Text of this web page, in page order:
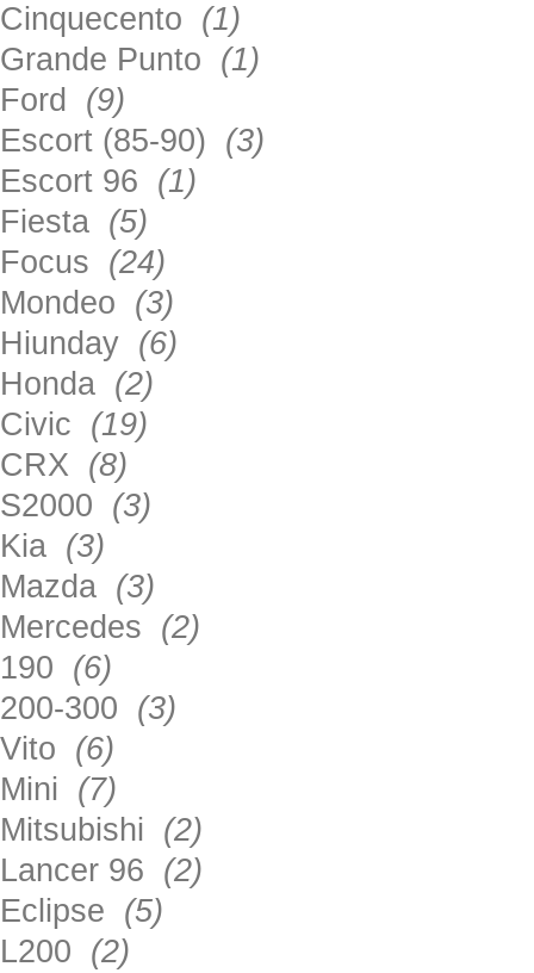
Cinquecento (1)
Grande Punto (1)
Ford (9)
Escort (85-90) (3)
Escort 96 (1)
Fiesta (5)
Focus (24)
Mondeo (3)
Hiunday (6)
Honda (2)
Civic (19)
CRX (8)
S2000 (3)
Kia (3)
Mazda (3)
Mercedes (2)
190 (6)
200-300 (3)
Vito (6)
Mini (7)
Mitsubishi (2)
Lancer 96 (2)
Eclipse (5)
L200 (2)